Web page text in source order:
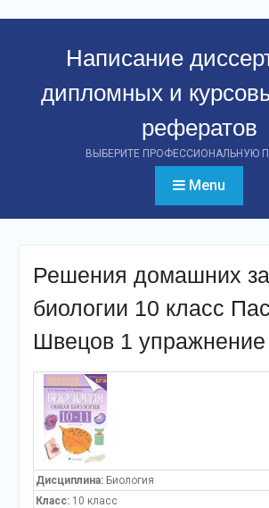
Написание
дипломных и
рефератов
ВЫБЕРИТЕ ПРОФЕССИОНАЛЬНУЮ
Menu
Решения домашних
биологии 10 класс
Швецов 1 упражнение
Дисциплина:Биология
Класс:10 класс